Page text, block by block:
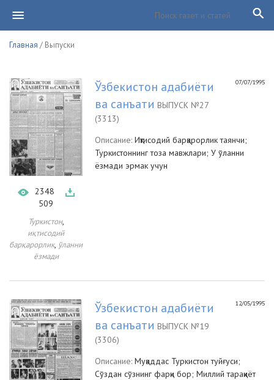
Главная / Выпуски
2348
509
Туркистон,
иқтисодий
барқарорлик, ўланни
ёзмади
07/07/1995
Ўзбекистон адабиёти
ва санъати ВЫПУСК №27
(3313)
Описание: Иқтисодий барқарорлик таянчи;
Туркистоннинг тоза мавжлари; У ўланни
ёзмади эрмак учун
12/05/1995
Ўзбекистон адабиёти
ва санъати ВЫПУСК №19
(3306)
Описание: Муқаддас Туркистон туйғуси;
Сўздан сўзнинг фарқи бор; Миллий тараққиёт